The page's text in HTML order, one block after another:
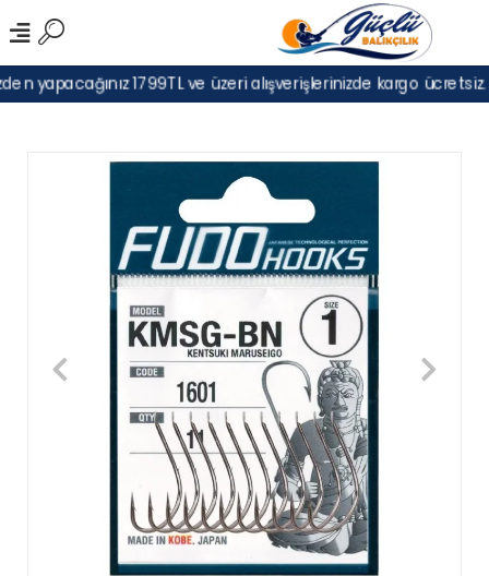
yapacağınız 1799TL ve üzeri alışverişlerinizde kargo ücretsiz.